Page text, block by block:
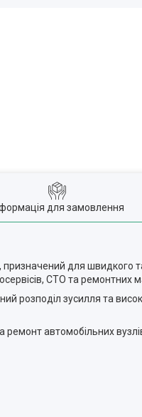
для замовлення
для швидкого
СТО та ремонтних
розподіл зусилля та
автомобільних